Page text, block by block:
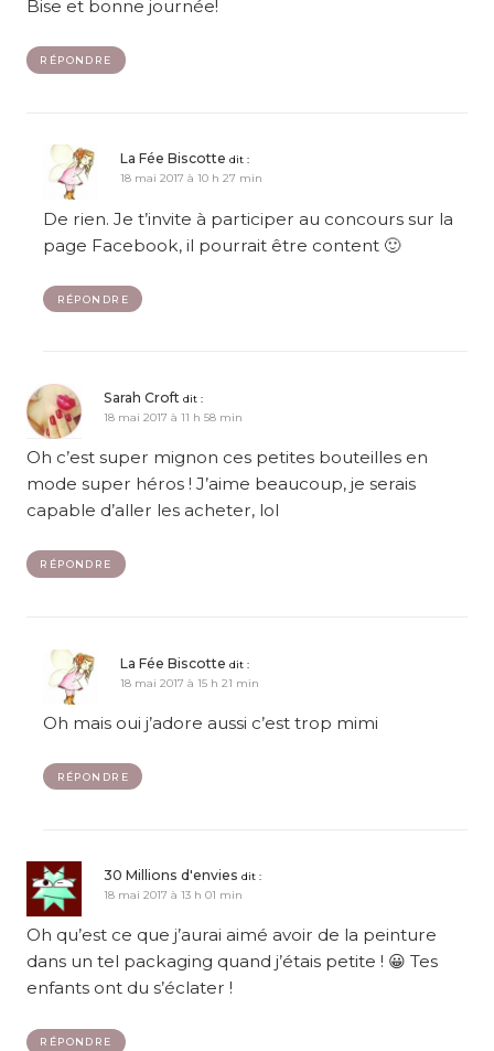
Bise et bonne journée!
RÉPONDRE
La Fée Biscotte dit :
18 mai 2017 à 10 h 27 min
De rien. Je t’invite à participer au concours sur la
page Facebook, il pourrait être content 🙂
RÉPONDRE
Sarah Croft dit :
18 mai 2017 à 11 h 58 min
Oh c’est super mignon ces petites bouteilles en
mode super héros ! J’aime beaucoup, je serais
capable d’aller les acheter, lol
RÉPONDRE
La Fée Biscotte dit :
18 mai 2017 à 15 h 21 min
Oh mais oui j’adore aussi c’est trop mimi
RÉPONDRE
30 Millions d'envies dit :
18 mai 2017 à 13 h 01 min
Oh qu’est ce que j’aurai aimé avoir de la peinture
dans un tel packaging quand j’étais petite ! 😀 Tes
enfants ont du s’éclater !
RÉPONDRE